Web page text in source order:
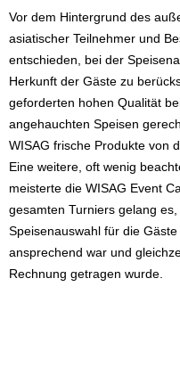
Vor dem Hintergrund des
asiatischer Teilnehmer und
entschieden, bei der
Herkunft der Gäste zu
geforderten hohen Qualität
angehauchten Speisen
WISAG frische Produkte von
Eine weitere, oft wenig
meisterte die WISAG Event
gesamten Turniers gelang
Speisenauswahl für die
ansprechend war und
Rechnung getragen wurde.